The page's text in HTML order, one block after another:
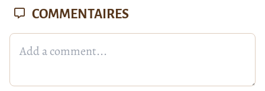
COMMENTAIRES